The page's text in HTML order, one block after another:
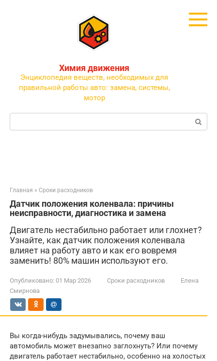
Химия движения
Энциклопедия веществ, необходимых для
правильной работы авто: замена, системы,
мотор
Поиск:
Главная » Сроки расходников
Датчик положения коленвала: причины
неисправности, диагностика и замена
Двигатель нестабильно работает или глохнет?
Узнайте, как датчик положения коленвала
влияет на работу авто и как его вовремя
заменить! 80% машин используют его.
Опубликовано: 01 Мар 2026 Сроки расходников
Елена
Смирнова
Вы когда-нибудь задумывались, почему ваш
автомобиль может внезапно заглохнуть? Или почему
двигатель работает нестабильно, особенно на холостых